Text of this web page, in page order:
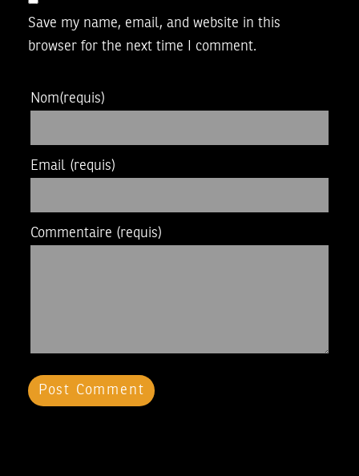
Save my name, email, and website in this
browser for the next time I comment.
Nom(requis)
Email (requis)
Commentaire (requis)